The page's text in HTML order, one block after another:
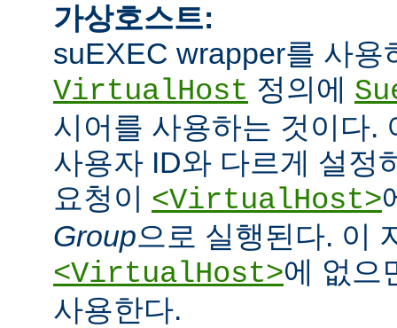
가상호스트:
suEXEC wrapper를 사용
VirtualHost 정의에
시어를 사용하는 것이다.
사용자 ID와 다르게 설정
요청이 <VirtualHost>
Group으로 실행된다. 이
<VirtualHost>에 없으
사용한다.